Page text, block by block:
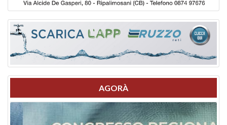
AGORÀ